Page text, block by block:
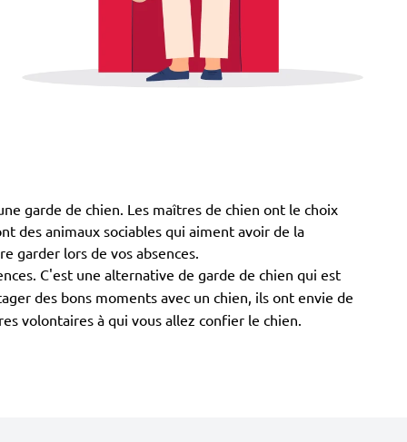
garde de chien. Les maîtres de chien ont le choix
des animaux sociables qui aiment avoir de la
garder lors de vos absences.
C'est une alternative de garde de chien qui est
des bons moments avec un chien, ils ont envie de
volontaires à qui vous allez confier le chien.